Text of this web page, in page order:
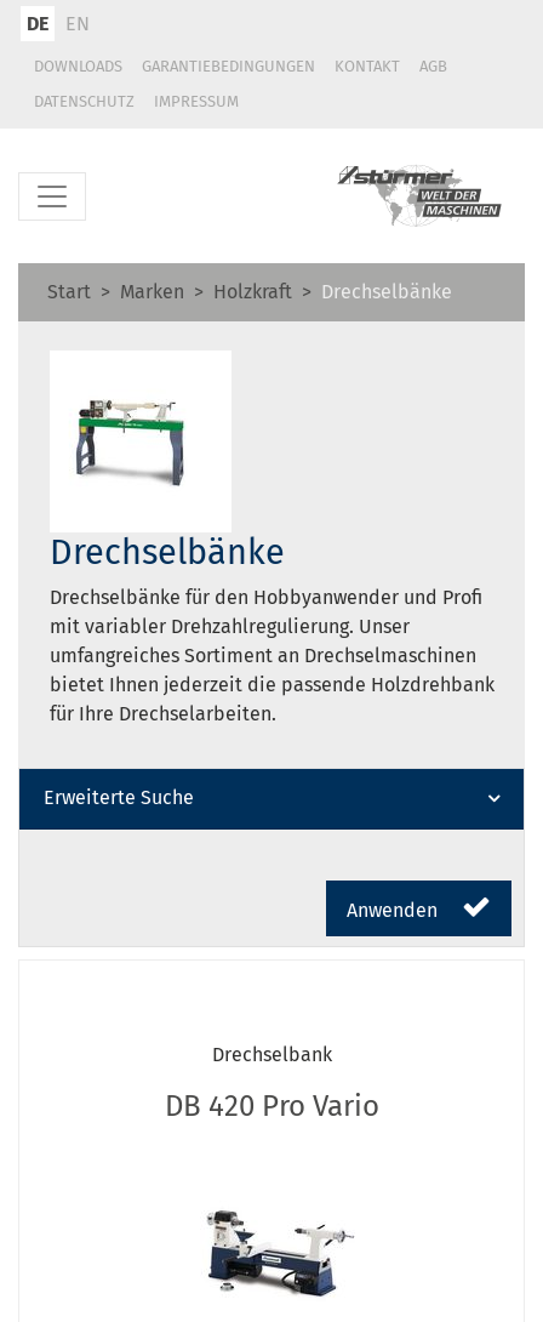
DE EN
DOWNLOADS GARANTIEBEDINGUNGEN KONTAKT
AGB
DATENSCHUTZ
IMPRESSUM
Start Marken Holzkraft Drechselbänke
Drechselbänke
Drechselbänke für den Hobbyanwender und Profi
mit variabler Drehzahlregulierung. Unser
umfangreiches Sortiment an Drechselmaschinen
bietet Ihnen jederzeit die passende Holzdrehbank
für Ihre Drechselarbeiten.
Erweiterte Suche
Anwenden
Drechselbank
DB 420 Pro Vario